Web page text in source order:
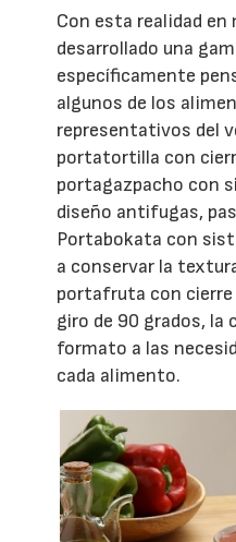
Con esta realidad en
desarrollado una
específicamente
algunos de los
representativos del
portatortilla con
portagazpacho con
diseño antifugas,
Portabokata con
a conservar la
portafruta con
giro de 90 grados, la
formato a las
cada alimento.